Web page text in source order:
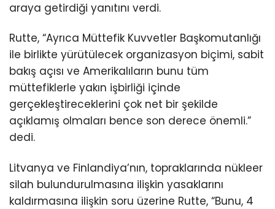
araya getirdiği yanıtını verdi.
Rutte, “Ayrıca Müttefik Kuvvetler Başkomutanlığı
ile birlikte yürütülecek organizasyon biçimi, sabit
bakış açısı ve Amerikalıların bunu tüm
müttefiklerle yakın işbirliği içinde
gerçekleştireceklerini çok net bir şekilde
açıklamış olmaları bence son derece önemli.”
dedi.
Litvanya ve Finlandiya’nın, topraklarında nükleer
silah bulundurulmasına ilişkin yasaklarını
kaldırmasına ilişkin soru üzerine Rutte, “Bunu, 4